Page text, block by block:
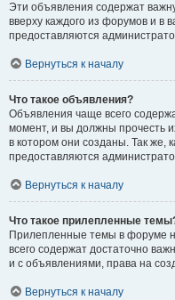
Эти объявления содержат
вверху каждого из форумов и
предоставляются
Вернуться к началу
Что такое объявления?
Объявления чаще всего
момент, и вы должны прочесть
в котором они созданы. Так же,
предоставляются
Вернуться к началу
Что такое прилепленные
Прилепленные темы в форуме
всего содержат достаточно
и с объявлениями, права на
Вернуться к началу